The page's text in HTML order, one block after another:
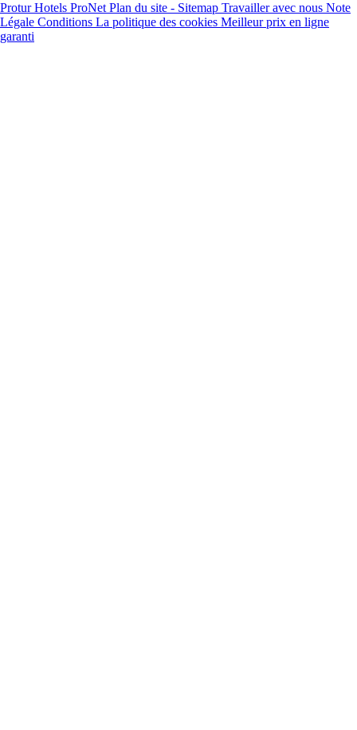
Protur Hotels ProNet Plan du site - Sitemap Travailler avec nous Note
Légale Conditions La politique des cookies Meilleur prix en ligne
garanti